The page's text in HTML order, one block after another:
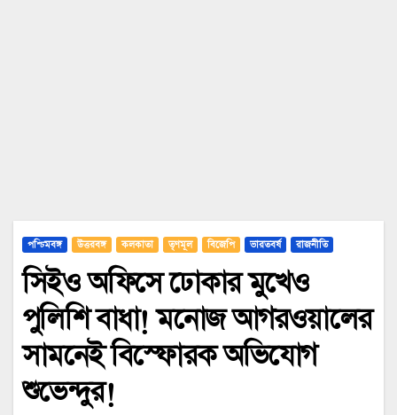
পশ্চিমবঙ্গ উত্তরবঙ্গ কলকাতা তৃণমূল বিজেপি ভারতবর্ষ রাজনীতি
সিইও অফিসে ঢোকার মুখেও
পুলিশি বাধা! মনোজ আগরওয়ালের
সামনেই বিস্ফোরক অভিযোগ
শুভেন্দুর!